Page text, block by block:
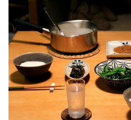
餐桌週記
享樂隨手拍
照相簿
影音區
創意出版服務